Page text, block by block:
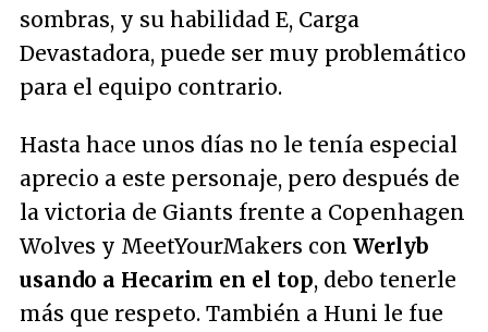
sombras, y su habilidad E, Carga
Devastadora, puede ser muy problemático
para el equipo contrario.
Hasta hace unos días no le tenía especial
aprecio a este personaje, pero después de
la victoria de Giants frente a Copenhagen
Wolves y MeetYourMakers con Werlyb
usando a Hecarim en el top, debo tenerle
más que respeto. También a Huni le fue